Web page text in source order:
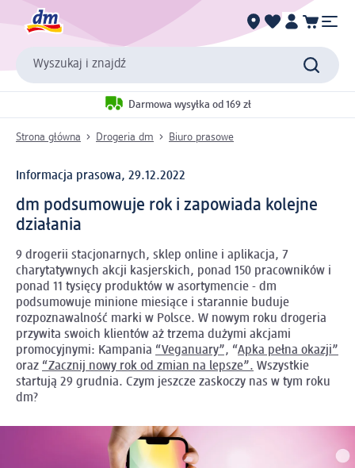
Wyszukaj i znajdź
Darmowa wysyłka od 169 zł
Strona główna Drogeria dm Biuro prasowe
Informacja prasowa, 29.12.2022
dm podsumowuje rok i zapowiada kolejne
działania
9 drogerii stacjonarnych, sklep online i aplikacja, 7
charytatywnych akcji kasjerskich, ponad 150 pracowników i
ponad 11 tysięcy produktów w asortymencie - dm
podsumowuje minione miesiące i starannie buduje
rozpoznawalność marki w Polsce. W nowym roku drogeria
przywita swoich klientów aż trzema dużymi akcjami
promocyjnymi: Kampania “Veganuary”, “Apka pełna okazji”
oraz “Zacznij nowy rok od zmian na lepsze”. Wszystkie
startują 29 grudnia. Czym jeszcze zaskoczy nas w tym roku
dm?